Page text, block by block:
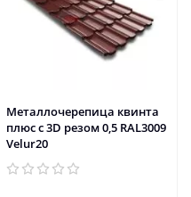
Металлочерепица квинта
плюс c 3D резом 0,5 RAL3009
Velur20